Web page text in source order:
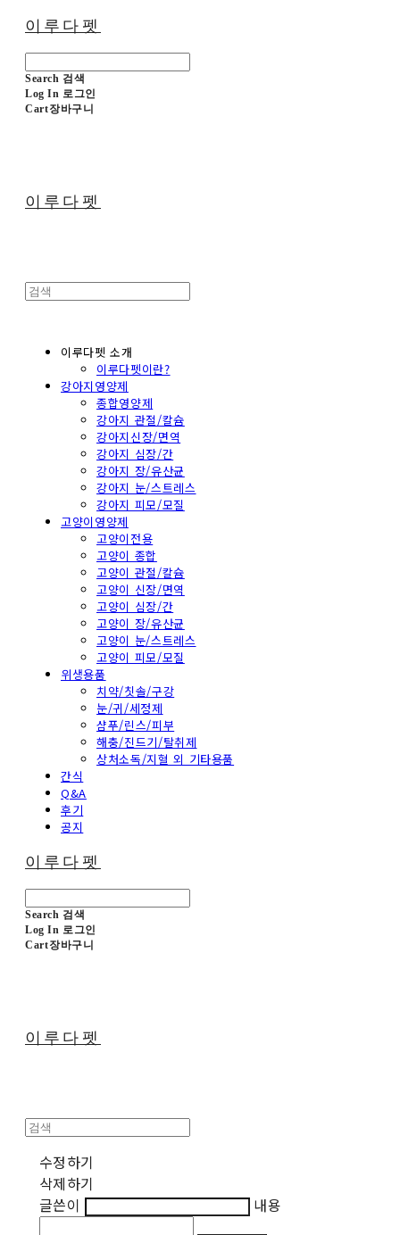
이루다펫
Search 검색
Log In 로그인
Cart장바구니
이루다펫
이루다펫 소개
이루다펫이란?
강아지영양제
종합영양제
강아지 관절/칼슘
강아지신장/면역
강아지 심장/간
강아지 장/유산균
강아지 눈/스트레스
강아지 피모/모질
고양이영양제
고양이전용
고양이 종합
고양이 관절/칼슘
고양이 신장/면역
고양이 심장/간
고양이 장/유산균
고양이 눈/스트레스
고양이 피모/모질
위생용품
치약/칫솔/구강
눈/귀/세정제
샴푸/린스/피부
해충/진드기/탈취제
상처소독/지혈 외 기타용품
간식
Q&A
후기
공지
이루다펫
Search 검색
Log In 로그인
Cart장바구니
이루다펫
수정하기
삭제하기
글쓴이
내용